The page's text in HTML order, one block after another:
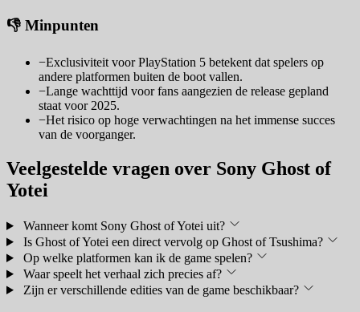
👎 Minpunten
−Exclusiviteit voor PlayStation 5 betekent dat spelers op
andere platformen buiten de boot vallen.
−Lange wachttijd voor fans aangezien de release gepland
staat voor 2025.
−Het risico op hoge verwachtingen na het immense succes
van de voorganger.
Veelgestelde vragen over Sony Ghost of
Yotei
Wanneer komt Sony Ghost of Yotei uit?
Is Ghost of Yotei een direct vervolg op Ghost of Tsushima?
Op welke platformen kan ik de game spelen?
Waar speelt het verhaal zich precies af?
Zijn er verschillende edities van de game beschikbaar?